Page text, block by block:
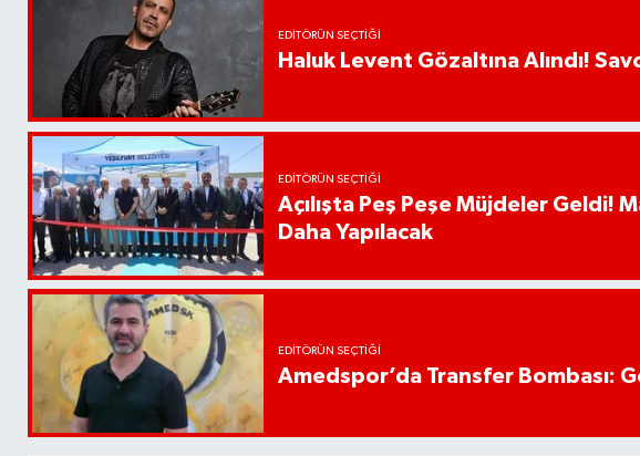
EDITÖRÜN SEÇTIĞI
Haluk Levent Gözaltına Alındı!
EDITÖRÜN SEÇTIĞI
Açılışta Peş Peşe Müjdeler Geldi!
Daha Yapılacak
EDITÖRÜN SEÇTIĞI
Amedspor’da Transfer Bombası: